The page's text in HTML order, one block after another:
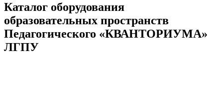
Каталог оборудования
образовательных пространств
Педагогического «КВАНТОРИУМА»
ЛГПУ